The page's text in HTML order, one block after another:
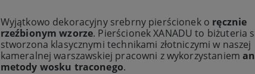
Wyjątkowo dekoracyjny srebrny pierścionek o ręcznie
rzeźbionym wzorze. Pierścionek XANADU to biżuteria
stworzona klasycznymi technikami złotniczymi w naszej
kameralnej warszawskiej pracowni z wykorzystaniem
metody wosku traconego.